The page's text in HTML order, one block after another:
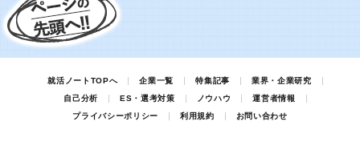
就活ノートTOPへ 企業一覧 特集記事
業界・企業研究
自己分析
ES・選考対策 ノウハウ
運営者情報
プライバシーポリシー
利用規約 お問い合わせ